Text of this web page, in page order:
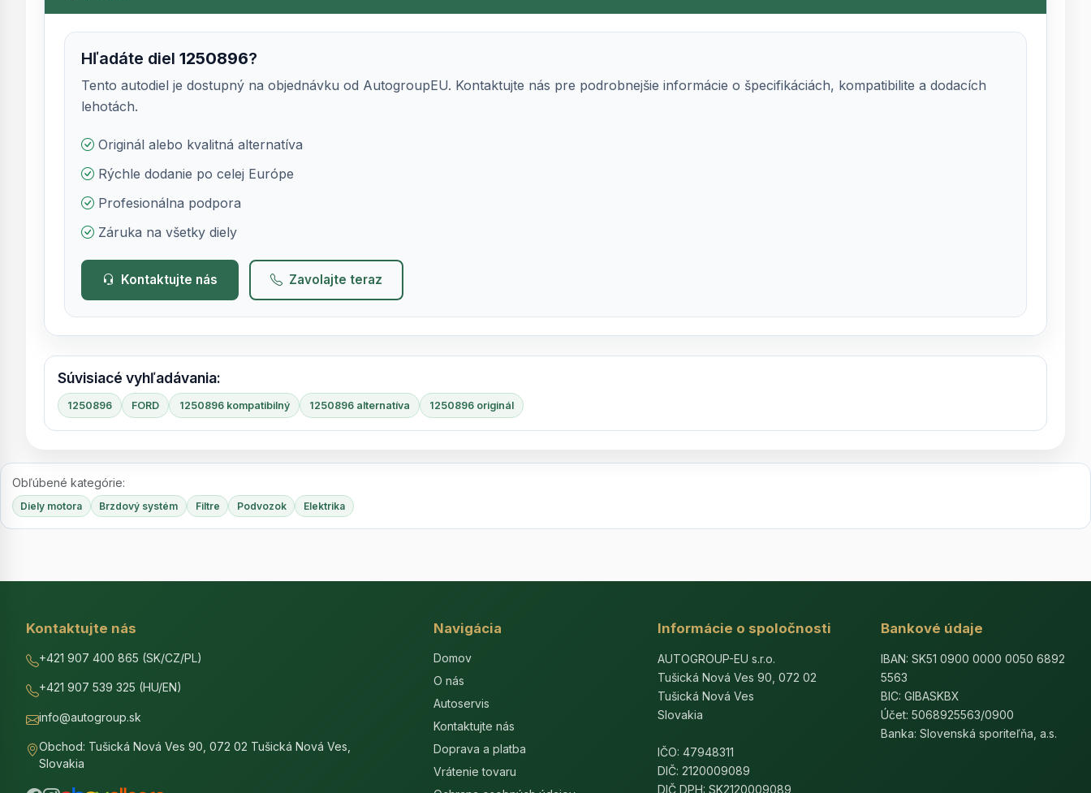
Hľadáte diel1250896?
Tento autodiel je dostupný na objednávku od AutogroupEU. Kontaktujte nás pre podrobnejšie informácie o špecifikáciách, kompatibilite a dodacích
lehotách.
Originál alebo kvalitná alternatíva
Rýchle dodanie po celej Európe
Profesionálna podpora
Záruka na všetky diely
Kontaktujte nás Zavolajte teraz
Súvisiacé vyhľadávania:
1250896 FORD 1250896 kompatibilný 1250896 alternatíva 1250896 originál
Obľúbené kategórie:
Diely motora Brzdový systém Filtre Podvozok Elektrika
Kontaktujte nás
+421 907 400 865 (SK/CZ/PL)
+421 907 539 325 (HU/EN)
info@autogroup.sk
Obchod: Tušická Nová Ves 90, 072 02 Tušická Nová Ves,
Slovakia
Navigácia
Domov
O nás
Autoservis
Kontaktujte nás
Doprava a platba
Vrátenie tovaru
Informácie o spoločnosti
AUTOGROUP-EU s.r.o.
Tušická Nová Ves 90, 072 02
Tušická Nová Ves
Slovakia
IČO: 47948311
DIČ: 2120009089
DIČ DPH: SK2120009089
Bankové údaje
IBAN: SK51 0900 0000 0050 6892
5563
BIC: GIBASKBX
Účet: 5068925563/0900
Banka: Slovenská sporiteľňa, a.s.